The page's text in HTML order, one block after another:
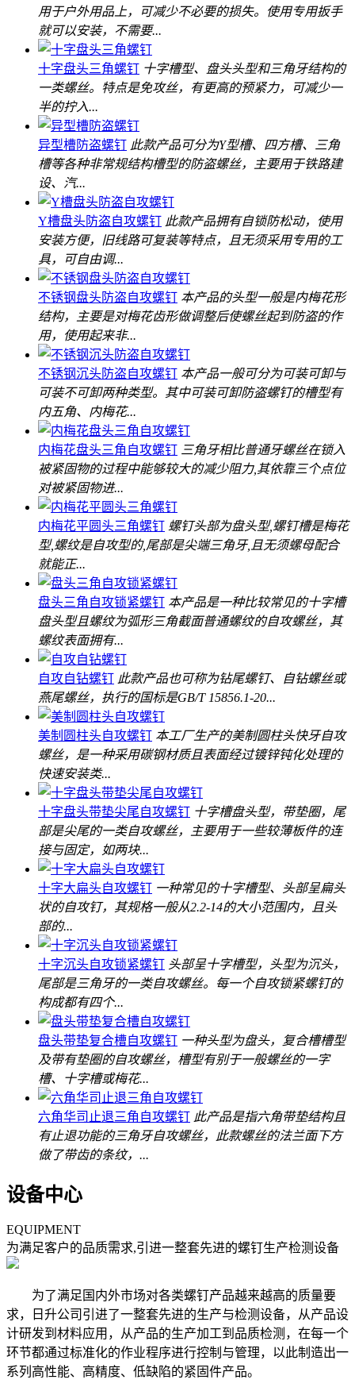
用于户外用品上，可减少不必要的损失。使用专用扳手
就可以安装，不需要...
十字盘头三角螺钉 十字槽型、盘头头型和三角牙结构的
一类螺丝。特点是免攻丝，有更高的预紧力，可减少一
半的拧入...
异型槽防盗螺钉 此款产品可分为Y型槽、四方槽、三角
槽等各种非常规结构槽型的防盗螺丝，主要用于铁路建
设、汽...
Y槽盘头防盗自攻螺钉 此款产品拥有自锁防松动，使用
安装方便，旧线路可复装等特点，且无须采用专用的工
具，可自由调...
不锈钢盘头防盗自攻螺钉 本产品的头型一般是内梅花形
结构，主要是对梅花齿形做调整后使螺丝起到防盗的作
用，使用起来非...
不锈钢沉头防盗自攻螺钉 本产品一般可分为可装可卸与
可装不可卸两种类型。其中可装可卸防盗螺钉的槽型有
内五角、内梅花...
内梅花盘头三角自攻螺钉 三角牙相比普通牙螺丝在锁入
被紧固物的过程中能够较大的减少阻力,其依靠三个点位
对被紧固物进...
内梅花平圆头三角螺钉 螺钉头部为盘头型,螺钉槽是梅花
型,螺纹是自攻型的,尾部是尖端三角牙,且无须螺母配合
就能正...
盘头三角自攻锁紧螺钉 本产品是一种比较常见的十字槽
盘头型且螺纹为弧形三角截面普通螺纹的自攻螺丝，其
螺纹表面拥有...
自攻自钻螺钉 此款产品也可称为钻尾螺钉、自钻螺丝或
燕尾螺丝，执行的国标是GB/T 15856.1-20...
美制圆柱头自攻螺钉 本工厂生产的美制圆柱头快牙自攻
螺丝，是一种采用碳钢材质且表面经过镀锌钝化处理的
快速安装类...
十字盘头带垫尖尾自攻螺钉 十字槽盘头型，带垫圈，尾
部是尖尾的一类自攻螺丝，主要用于一些较薄板件的连
接与固定，如两块...
十字大扁头自攻螺钉 一种常见的十字槽型、头部呈扁头
状的自攻钉，其规格一般从2.2-14的大小范围内，且头
部的...
十字沉头自攻锁紧螺钉 头部呈十字槽型，头型为沉头，
尾部是三角牙的一类自攻螺丝。每一个自攻锁紧螺钉的
构成都有四个...
盘头带垫复合槽自攻螺钉 一种头型为盘头，复合槽槽型
及带有垫圈的自攻螺丝，槽型有别于一般螺丝的一字
槽、十字槽或梅花...
六角华司止退三角自攻螺钉 此产品是指六角带垫结构且
有止退功能的三角牙自攻螺丝，此款螺丝的法兰面下方
做了带齿的条纹，...
设备中心
EQUIPMENT
为满足客户的品质需求,引进一整套先进的螺钉生产检测设备
为了满足国内外市场对各类螺钉产品越来越高的质量要
求，日升公司引进了一整套先进的生产与检测设备，从产品设
计研发到材料应用，从产品的生产加工到品质检测，在每一个
环节都通过标准化的作业程序进行控制与管理，以此制造出一
系列高性能、高精度、低缺陷的紧固件产品。